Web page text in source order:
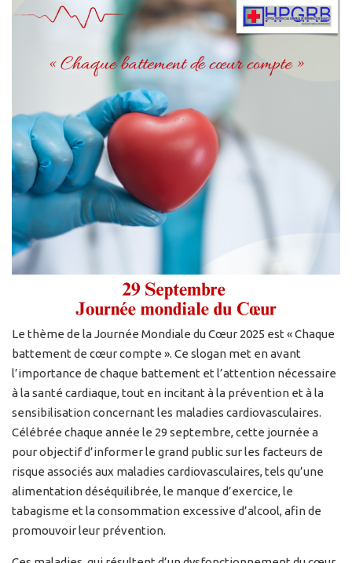
Le thème de la Journée Mondiale du Cœur 2025 est « Chaque
battement de cœur compte ». Ce slogan met en avant
l’importance de chaque battement et l’attention nécessaire
à la santé cardiaque, tout en incitant à la prévention et à la
sensibilisation concernant les maladies cardiovasculaires.
Célébrée chaque année le 29 septembre, cette journée a
pour objectif d’informer le grand public sur les facteurs de
risque associés aux maladies cardiovasculaires, tels qu’une
alimentation déséquilibrée, le manque d’exercice, le
tabagisme et la consommation excessive d’alcool, afin de
promouvoir leur prévention.